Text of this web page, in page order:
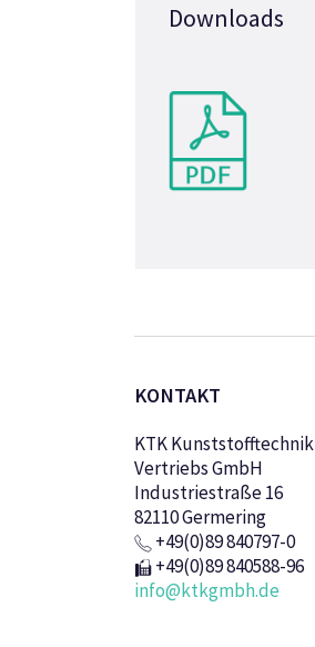
Downloads
KONTAKT
KTK Kunststofftechnik
Vertriebs GmbH
Industriestraße 16
82110 Germering
+49(0)89 840797-0
+49(0)89 840588-96
info@ktkgmbh.de